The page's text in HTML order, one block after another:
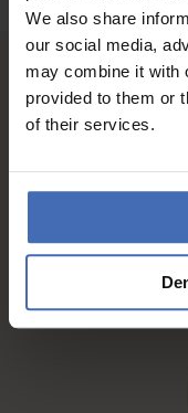
We also share
our social media,
may combine it with
provided to them or
of their services.